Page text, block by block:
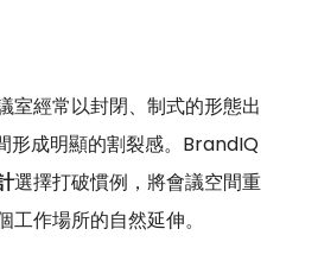
室經常以封閉、制式的形態出
形成明顯的割裂感。BrandIQ
選擇打破慣例，將會議空間重
工作場所的自然延伸。